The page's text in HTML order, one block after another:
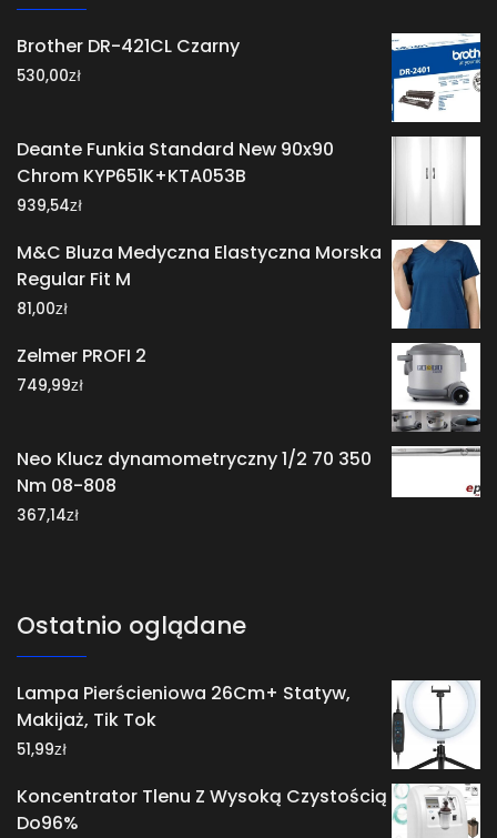
Brother DR-421CL Czarny
530,00zł
Deante Funkia Standard New 90x90
Chrom KYP651K+KTA053B
939,54zł
M&C Bluza Medyczna Elastyczna Morska
Regular Fit M
81,00zł
Zelmer PROFI 2
749,99zł
Neo Klucz dynamometryczny 1/2 70 350
Nm 08-808
367,14zł
Ostatnio oglądane
Lampa Pierścieniowa 26Cm+ Statyw,
Makijaż, Tik Tok
51,99zł
Koncentrator Tlenu Z Wysoką Czystością
Do96%